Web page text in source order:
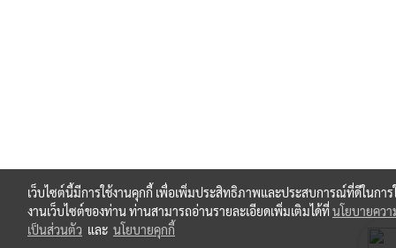
เว็บไซต์นี้มีการใช้งานคุกกี้ เพื่อเพิ่มประสิทธิภาพและประสบการณ์ที่ดีในการ
งานเว็บไซต์ของท่าน ท่านสามารถอ่านรายละเอียดเพิ่มเติมได้ที่นโยบายคว
เป็นส่วนตัว และ นโยบายคุกกี้